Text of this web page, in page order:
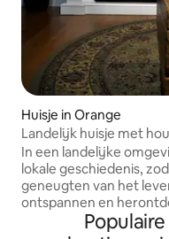
Huisje in Orange
Landelijk huisje met
bubbelbad
In een landelijke
lokale geschiedenis,
geneugten van het
ontspannen en
slechts enkele minuten